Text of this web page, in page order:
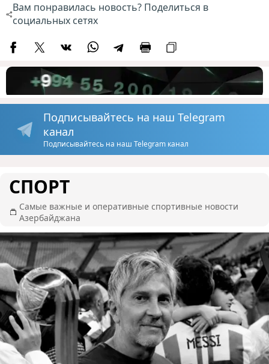
Вам понравилась новость? Поделиться в
социальных сетях
Подписывайтесь на наш Telegram
канал
Подписывайтесь на наш Telegram канал
СПОРТ
Самые важные и оперативные спортивные новости
Азербайджана